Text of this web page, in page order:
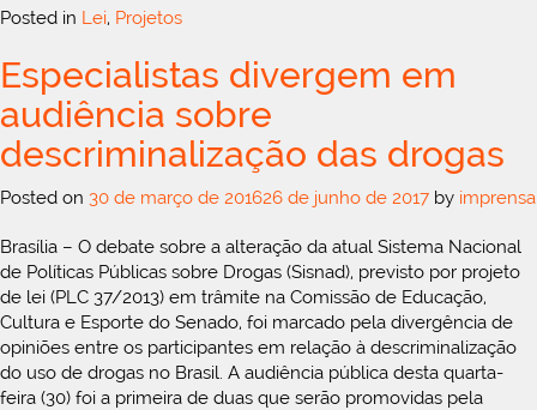
Posted in Lei, Projetos
Especialistas divergem em
audiência sobre
descriminalização das drogas
Posted on 30 de março de 201626 de junho de 2017 by imprensa
Brasília – O debate sobre a alteração da atual Sistema Nacional
de Políticas Públicas sobre Drogas (Sisnad), previsto por projeto
de lei (PLC 37/2013) em trâmite na Comissão de Educação,
Cultura e Esporte do Senado, foi marcado pela divergência de
opiniões entre os participantes em relação à descriminalização
do uso de drogas no Brasil. A audiência pública desta quarta-
feira (30) foi a primeira de duas que serão promovidas pela